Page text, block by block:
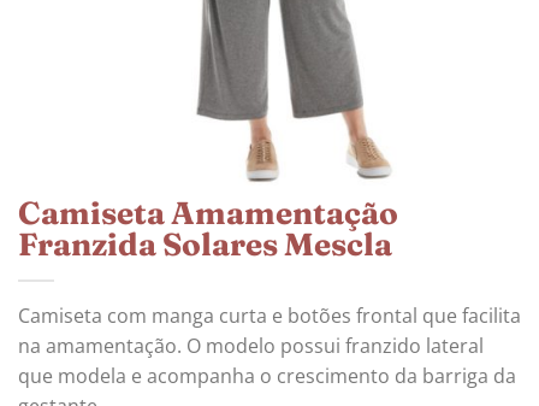
Camiseta Amamentação
Franzida Solares Mescla
Camiseta com manga curta e botões frontal que facilita
na amamentação. O modelo possui franzido lateral
que modela e acompanha o crescimento da barriga da